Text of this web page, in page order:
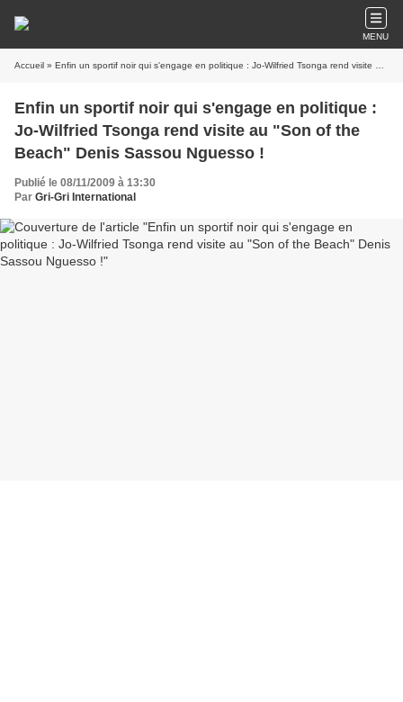
MENU
Accueil » Enfin un sportif noir qui s'engage en politique : Jo-Wilfried Tsonga rend visite au "Son of the Beach" Denis Sassou Nguesso !
Enfin un sportif noir qui s'engage en politique :
Jo-Wilfried Tsonga rend visite au "Son of the
Beach" Denis Sassou Nguesso !
Publié le 08/11/2009 à 13:30
Par Gri-Gri International